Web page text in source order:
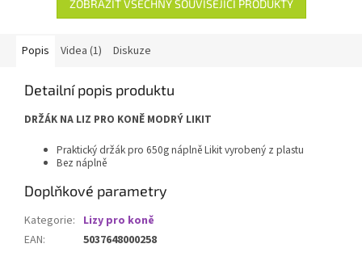
ZOBRAZIT VŠECHNY SOUVISEJÍCÍ PRODUKTY
Popis Videa (1) Diskuze
Detailní popis produktu
DRŽÁK NA LIZ PRO KONĚ MODRÝ LIKIT
Praktický držák pro 650g náplně Likit vyrobený z plastu
Bez náplně
Doplňkové parametry
Kategorie: Lizy pro koně
EAN: 5037648000258